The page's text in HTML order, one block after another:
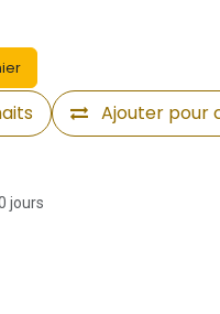
Ajouter pour
jours